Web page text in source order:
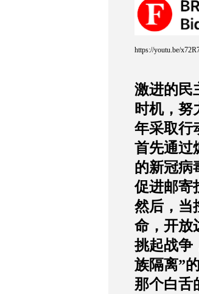
https://youtu.be/
激进的民
时机，努
年采取行
首先通过
的新冠病
促进邮寄
然后，当
命，开放
挑起战争
族隔离”
那个白舌